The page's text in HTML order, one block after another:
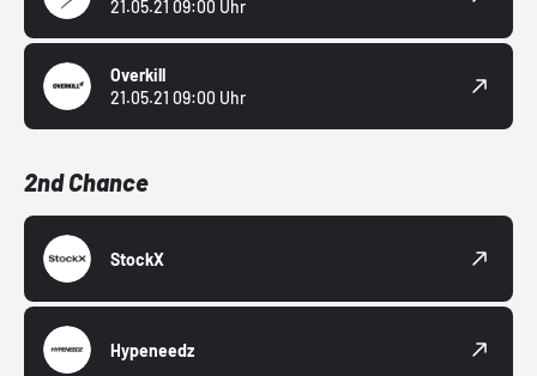
21.05.21 09:00 Uhr
Overkill
21.05.21 09:00 Uhr
2nd Chance
StockX
Hypeneedz